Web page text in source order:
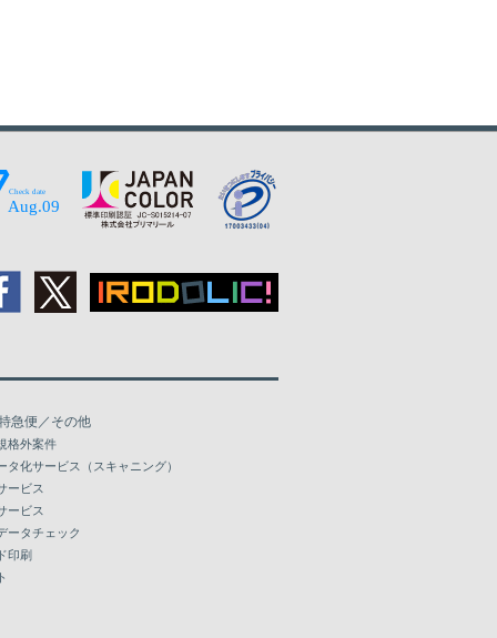
84,601
88,503
94,190
102,962
112,411
117,119
121,512
急便／その他
格外案件
タ化サービス（スキャニング）
ービス
ービス
ータチェック
印刷